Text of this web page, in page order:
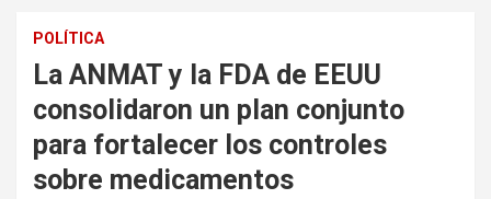
POLÍTICA
La ANMAT y la FDA de EEUU
consolidaron un plan conjunto
para fortalecer los controles
sobre medicamentos